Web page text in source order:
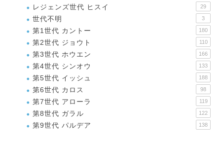
レジェンズ世代 ヒスイ 29
世代不明 3
第1世代 カントー 180
第2世代 ジョウト 110
第3世代 ホウエン 166
第4世代 シンオウ 133
第5世代 イッシュ 188
第6世代 カロス 98
第7世代 アローラ 119
第8世代 ガラル 122
第9世代 パルデア 138